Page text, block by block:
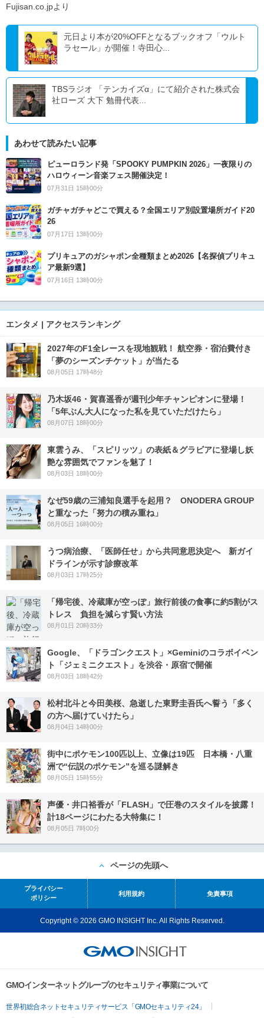
Fujisan.co.jpより
元日より本が20%OFFとなるブックオフ「ウルト
ラセール」が開催！寺田心...
TBSラジオ 「テンカイズα」にて紹介された株式会
社ローズ 大下 勉冊代表...
あわせて読みたい記事
ピューロランド発「SPOOKY PUMPKIN 2026」一夜限りの
ハロウィーン音楽フェス開催決定！
07月31日 15時00分
ガチャガチャどこで買える？全国エリア別設置場所ガイド20
26
07月17日 13時00分
プリキュアのガシャポン全種類まとめ2026【名探偵プリキュ
ア最新9選】
07月16日 13時00分
エンタメ | アクセスランキング
2027年のF1全レースを現地観戦！ 航空券・宿泊費付き
「夢のシーズンチケット」が当たる
08月05日 17時48分
乃木坂46・賀喜遥香が週刊少年チャンピオンに登場！
「5年ぶん大人になった私を見ていただけたら」
08月07日 18時00分
東雲うみ、「スピリッツ」の表紙＆グラビアに登場し妖
艶な雰囲気でファンを魅了！
08月03日 18時00分
なぜ59歳の三浦知良選手を起用？ ONODERA GROUP
と重なった「努力の積み重ね」
08月05日 16時00分
うつ病治療、「医師任せ」から共同意思決定へ 新ガイ
ドラインが示す診療改革
08月03日 17時25分
「帰宅後、冷蔵庫が空っぽ」旅行前後の食事に約5割がス
トレス 負担を減らす賢い方法
08月01日 20時33分
Google、「ドラゴンクエスト」×Geminiのコラボイベン
ト「ジェミニクエスト」を渋谷・原宿で開催
08月03日 18時42分
松村北斗と今田美桜、急逝した東野圭吾氏へ誓う「多く
の方へ届けていけたら」
08月04日 14時00分
街中にポケモン100匹以上、立像は19匹 日本橋・八重
洲で“伝説のポケモン”を巡る謎解き
08月05日 15時55分
声優・井口裕香が「FLASH」で圧巻のスタイルを披露！
計18ページにわたる大特集に！
08月05日 7時00分
ページの先頭へ
プライバシー
ポリシー
利用規約 免責事項
Copyright © 2026 GMO INSIGHT Inc. All Rights Reserved.
GMOインターネットグループのセキュリティ事業について
世界初総合ネットセキュリティサービス「GMOセキュリティ24」